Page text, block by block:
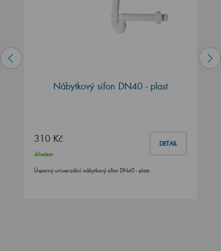
Nábytkový sifon DN40 - plast
310 Kč DETAIL
skladem
Úsporný univerzální nábytkový sifon DN40 - plast.